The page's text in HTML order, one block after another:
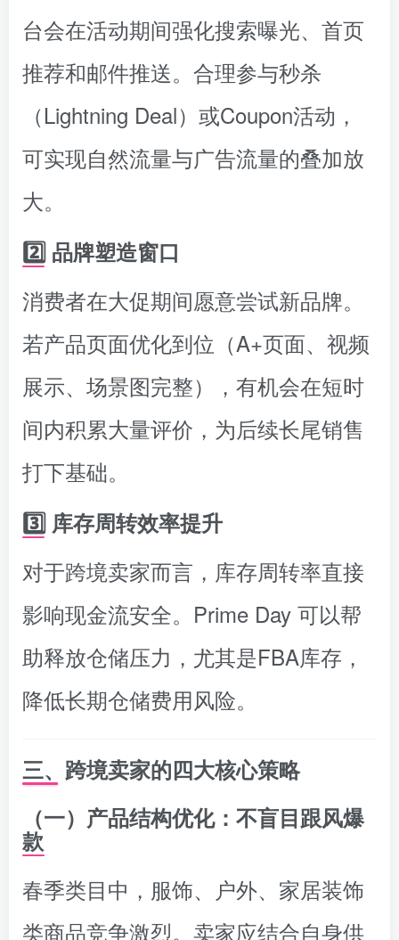
台会在活动期间强化搜索曝光、首页
推荐和邮件推送。合理参与秒杀
（Lightning Deal）或Coupon活动，
可实现自然流量与广告流量的叠加放
大。
2️⃣ 品牌塑造窗口
消费者在大促期间愿意尝试新品牌。
若产品页面优化到位（A+页面、视频
展示、场景图完整），有机会在短时
间内积累大量评价，为后续长尾销售
打下基础。
3️⃣ 库存周转效率提升
对于跨境卖家而言，库存周转率直接
影响现金流安全。Prime Day 可以帮
助释放仓储压力，尤其是FBA库存，
降低长期仓储费用风险。
三、跨境卖家的四大核心策略
（一）产品结构优化：不盲目跟风爆
款
春季类目中，服饰、户外、家居装饰
类商品竞争激烈。卖家应结合自身供